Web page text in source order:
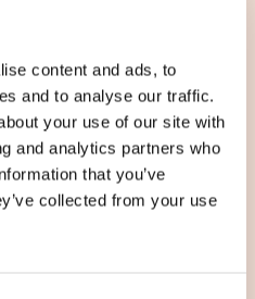
content and ads, to
and to analyse our traffic.
your use of our site with
and analytics partners who
that you’ve
collected from your use
e la sovranità
di
ordine